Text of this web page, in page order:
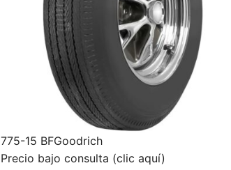
775-15 BFGoodrich
Precio bajo consulta (clic aquí)